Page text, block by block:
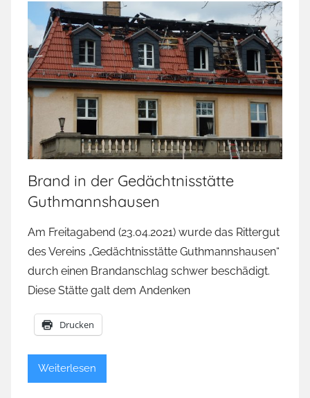
Brand in der Gedächtnisstätte
Guthmannshausen
Am Freitagabend (23.04.2021) wurde das Rittergut
des Vereins „Gedächtnisstätte Guthmannshausen“
durch einen Brandanschlag schwer beschädigt.
Diese Stätte galt dem Andenken
Drucken
Weiterlesen